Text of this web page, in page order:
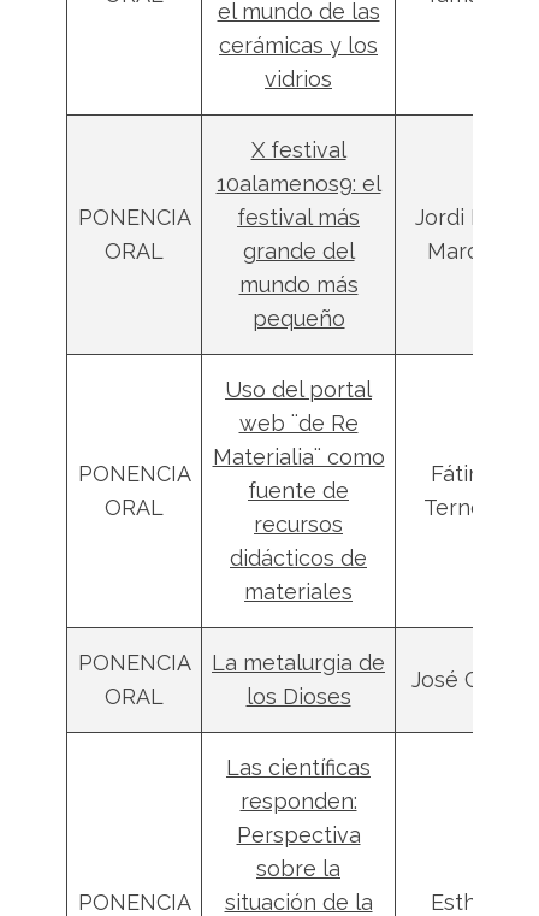
el mundo de las
cerámicas y los
vidrios
PONENCIA
ORAL
X festival
10alamenos9: el
festival más
grande del
mundo más
pequeño
Jordi Díaz
Marcos
PONENCIA
ORAL
Uso del portal
web ¨de Re
Materialia¨ como
fuente de
recursos
didácticos de
materiales
Fátima
Ternero
PONENCIA
ORAL
La metalurgia de
los Dioses
José Calaf
PONENCIA
Las científicas
responden:
Perspectiva
sobre la
situación de la
Esther